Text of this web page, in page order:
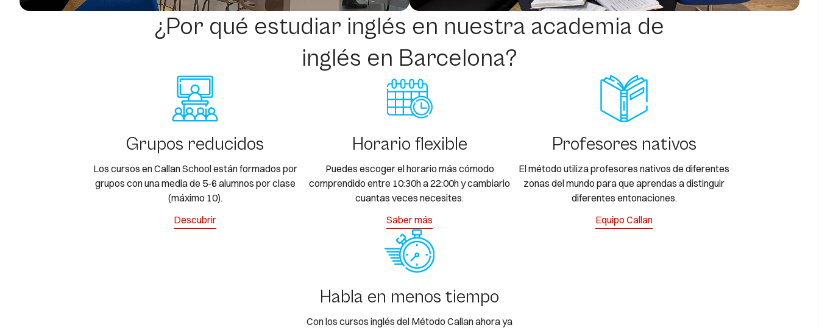
¿Por qué estudiar inglés en nuestra academia de
inglés en Barcelona?
Grupos reducidos
Los cursos en Callan School están formados por
grupos con una media de 5-6 alumnos por clase
(máximo 10).
Descubrir
Horario flexible
Puedes escoger el horario más cómodo
comprendido entre 10:30h a 22:00h y cambiarlo
cuantas veces necesites.
Saber más
Profesores nativos
El método utiliza profesores nativos de diferentes
zonas del mundo para que aprendas a distinguir
diferentes entonaciones.
Equipo Callan
Habla en menos tiempo
Con los cursos inglés del Método Callan ahora ya